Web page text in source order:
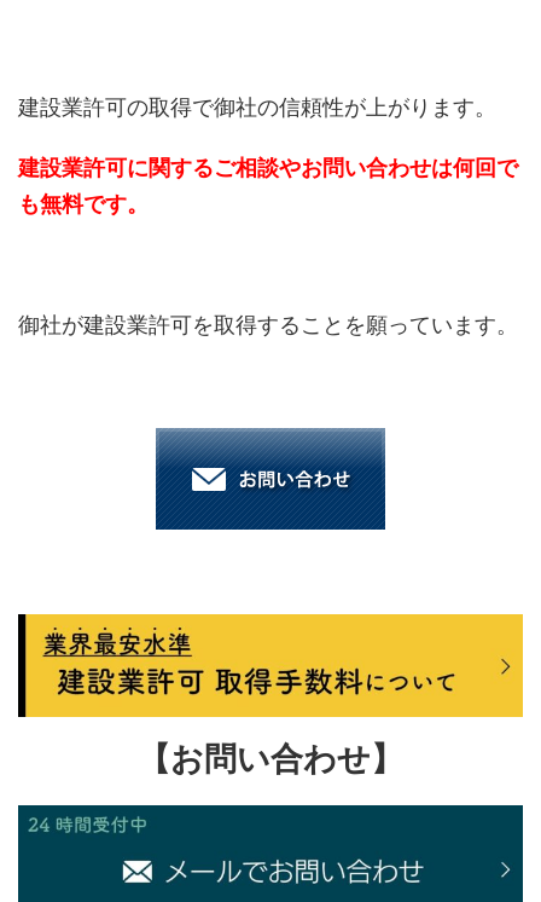
建設業許可の取得で御社の信頼性が上がります。
建設業許可に関するご相談やお問い合わせは何回で
も無料です。
御社が建設業許可を取得することを願っています。
【お問い合わせ】